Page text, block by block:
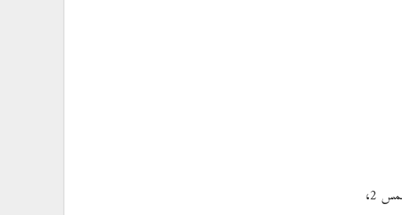
تعرضت الفنانة مروة عبد المنعم لإصابة في الكتف والذراع أثناء تصوير إحدى حلقات برنامجها «وصفة مروة» الذي يُعرض عبر قناة الشمس 2،